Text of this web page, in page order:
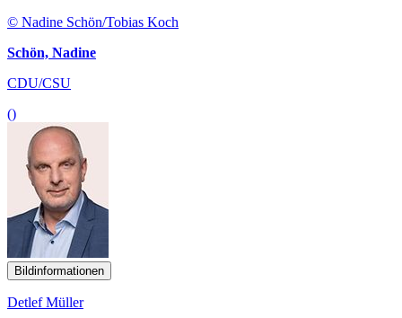
© Nadine Schön/Tobias Koch
Schön, Nadine
CDU/CSU
()
Bildinformationen
Detlef Müller